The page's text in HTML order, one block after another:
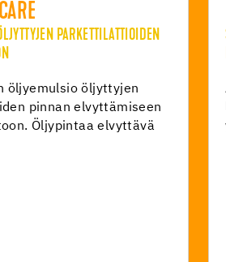
PARKETTILATTIOIDEN
öljyemulsio öljyttyjen
pinnan elvyttämiseen
Öljypintaa elvyttävä